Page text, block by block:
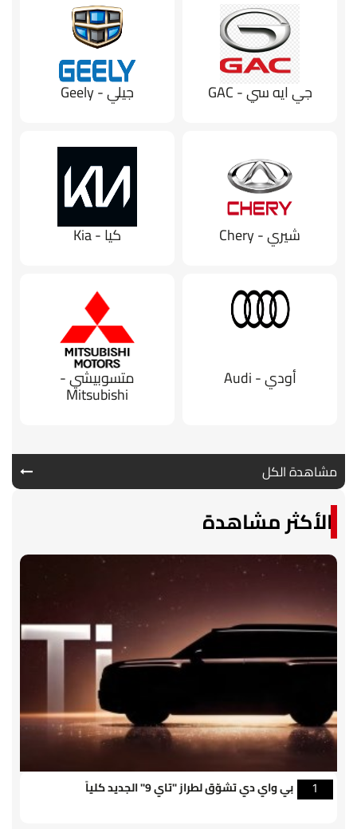
جي ايه سي - GAC جيلي - Geely
شيري - Chery كيا - Kia
أودي - Audi متسوبيشي -
Mitsubishi
مشاهدة الكل
الأكثر مشاهدة
1 بي واي دي تشوّق لطراز "تاي 9" الجديد كلياً